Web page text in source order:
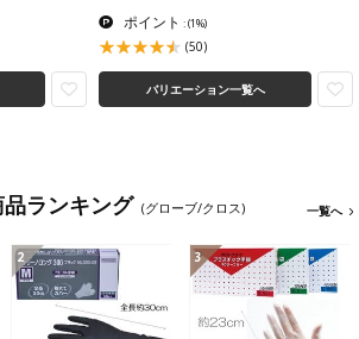
ポイント :(1%)
(50)
バリエーション一覧へ
品ランキング (グローブ/クロス) 一覧へ
2 3